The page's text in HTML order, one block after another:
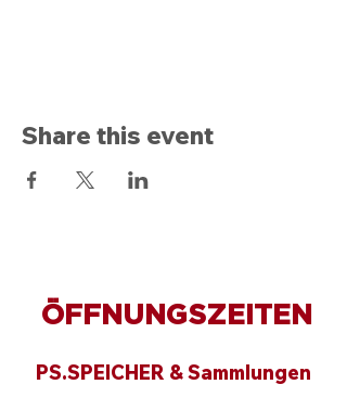
Share this event
ÖFFNUNGSZEITEN
PS.SPEICHER & Sammlungen